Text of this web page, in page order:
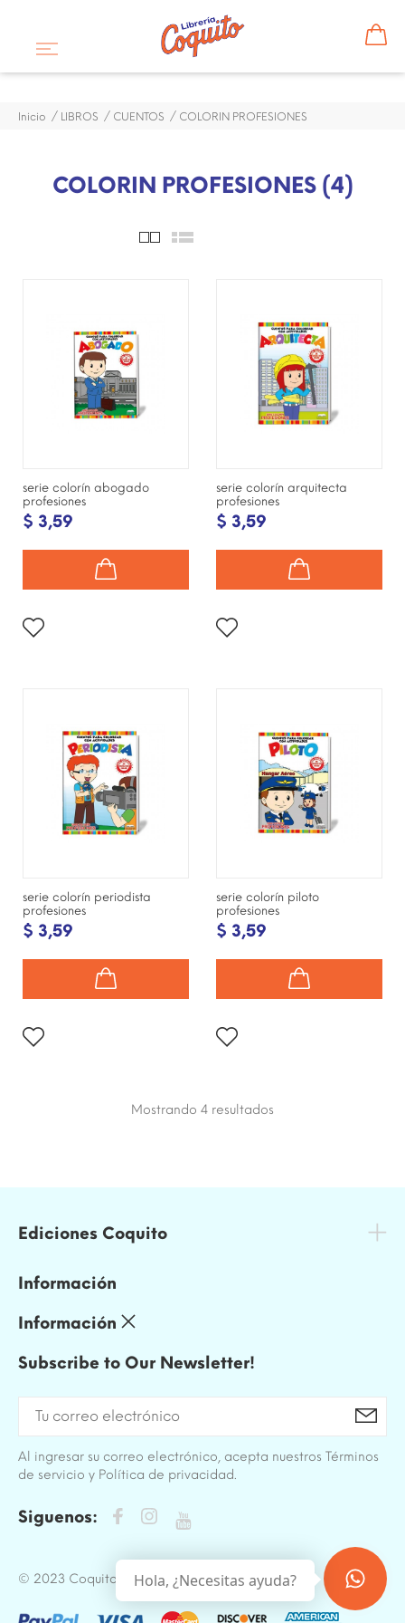
Inicio LIBROS CUENTOS COLORIN PROFESIONES
COLORIN PROFESIONES (4)
serie colorín abogado
profesiones
$ 3,59
serie colorín arquitecta
profesiones
$ 3,59
serie colorín periodista
profesiones
$ 3,59
serie colorín piloto
profesiones
$ 3,59
Mostrando 4 resultados
Ediciones Coquito
Información
Información
Subscribe to Our Newsletter!
Al ingresar su correo electrónico, acepta nuestros Términos
de servicio y Política de privacidad.
Siguenos:
© 2023 Coquito. All Rights Reserved.
Hola, ¿Necesitas ayuda?